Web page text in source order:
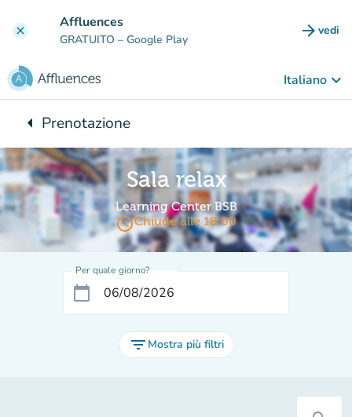
clear Affluences
GRATUITO – Google Play arrow_forward vedi
Italiano keyboard_arrow_down
arrow_leftTorna a:
Prenotazione
Sala relax
Learning Center BSB
access_timeChiude alle 18:00
Per quale giorno?
calendar_today
filter_list Mostra più filtri